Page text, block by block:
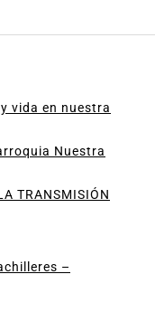
vida en nuestra
Nuestra
TRANSMISIÓN
–